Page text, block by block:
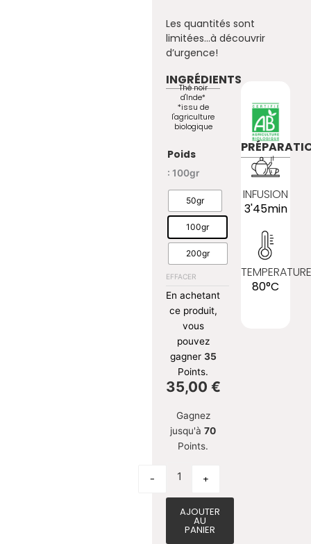
Les quantités sont
limitées…à découvrir
d’urgence!
INGRÉDIENTS
Thé noir
d'Inde*
*issu de
l'agriculture
biologique
Poids
: 100gr
50gr
100gr
200gr
EFFACER
En achetant
ce produit,
vous
pouvez
gagner 35
Points.
35,00 €
Gagnez
jusqu'à70
Points.
quantité de Darjeeling
- +
AJOUTER
AU
PANIER
INFUSION
3'45min
80°C